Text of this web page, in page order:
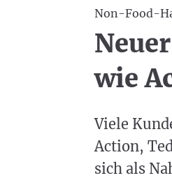
Non-Food-
wie
Viele
Action,
sich als